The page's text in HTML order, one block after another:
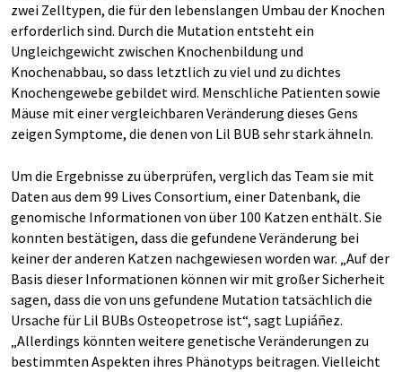
zwei Zelltypen, die für den lebenslangen Umbau der Knochen
erforderlich sind. Durch die Mutation entsteht ein
Ungleichgewicht zwischen Knochenbildung und
Knochenabbau, so dass letztlich zu viel und zu dichtes
Knochengewebe gebildet wird. Menschliche Patienten sowie
Mäuse mit einer vergleichbaren Veränderung dieses Gens
zeigen Symptome, die denen von Lil BUB sehr stark ähneln.
Um die Ergebnisse zu überprüfen, verglich das Team sie mit
Daten aus dem 99 Lives Consortium, einer Datenbank, die
genomische Informationen von über 100 Katzen enthält. Sie
konnten bestätigen, dass die gefundene Veränderung bei
keiner der anderen Katzen nachgewiesen worden war. „Auf der
Basis dieser Informationen können wir mit großer Sicherheit
sagen, dass die von uns gefundene Mutation tatsächlich die
Ursache für Lil BUBs Osteopetrose ist“, sagt Lupiáñez.
„Allerdings könnten weitere genetische Veränderungen zu
bestimmten Aspekten ihres Phänotyps beitragen. Vielleicht